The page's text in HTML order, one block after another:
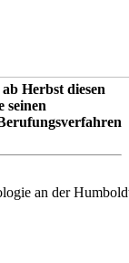
Herbst diesen
seinen
an der